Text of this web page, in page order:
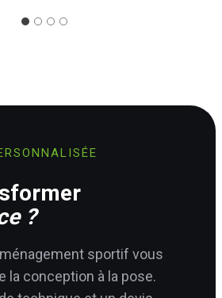
?
sportif vous
la conception à la pose.